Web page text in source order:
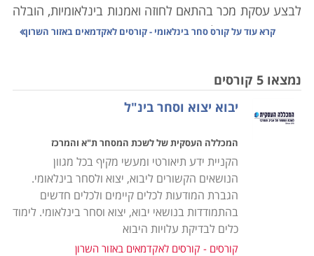
לבצע עסקת מכר בהתאם לחוזה ואמנות בינלאומיות, הובלה
אווירית וימית וההליכים המורכבים הכרוכים בביצוע עסקאות
להכיר את שיטות הסחר הבינלאומיות ויכולים לשמש במספר
עמדות מפתח בתחום זה, כאשר מדובר בקורס מקצועי
ביותר, אשר מעניק את כל הידע הדרוש כדי לעסוק בתחום
בחברות ציבוריות ופרטיות כאחד. הכלכלה הבינלאומית
המודרנית והגלובלית מתאפיינת בסחר בינלאומי מקיף
ביותר. סחורות משונעות בין ארצות, יבשות, אוקיינוסים
ולקוחות במהירות וביעילות, כאשר עלויות השילוח הולכות
ומצטמצמות. בנגזרת מכך, כל פעילות כלכלית שהיא,
מתקיימת קודם כל היכן שנמצא יתרון יחסי לקיומה.
קרא עוד עלקורס סחר בינלאומי - קורסים לאקדמאים באזור השרון
נמצאו 5 קורסים
יבוא יצוא וסחר בינ"ל
המכללה העסקית של לשכת המסחר ת"א והמרכז
הקניית ידע תיאורטי ומעשי מקיף בכל מגוון
הנושאים הקשורים ליבוא, יצוא ולסחר בינלאומי.
הגברת המודעות לכלים קיימים ולכלים חדשים
בהתמודדות בנושאי יבוא, יצוא וסחר בינלאומי. לימוד
כלים לבדיקת עלויות היבוא
קורסים - קורסים לאקדמאים באזור השרון